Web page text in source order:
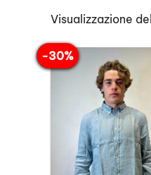
Visualizzazione
-30%